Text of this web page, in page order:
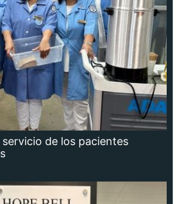
de los pacientes